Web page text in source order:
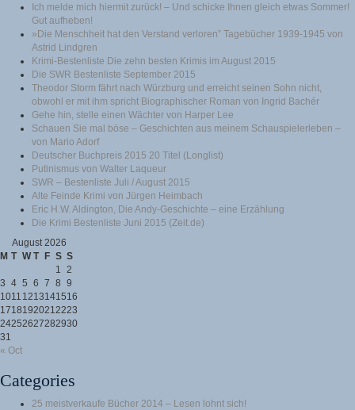
Ich melde mich hiermit zurück! – Und schicke Ihnen gleich etwas Sommer!
Gut aufheben!
»Die Menschheit hat den Verstand verloren” Tagebücher 1939-1945 von
Astrid Lindgren
Krimi-Bestenliste Die zehn besten Krimis im August 2015
Die SWR Bestenliste September 2015
Theodor Storm fährt nach Würzburg und erreicht seinen Sohn nicht,
obwohl er mit ihm spricht Biographischer Roman von Ingrid Bachér
Gehe hin, stelle einen Wächter von Harper Lee
Schauen Sie mal böse – Geschichten aus meinem Schauspielerleben –
von Mario Adorf
Deutscher Buchpreis 2015 20 Titel (Longlist)
Putinismus von Walter Laqueur
SWR – Bestenliste Juli / August 2015
Alte Feinde Krimi von Jürgen Heimbach
Eric H.W. Aldington, Die Andy-Geschichte – eine Erzählung
Die Krimi Bestenliste Juni 2015 (Zeit.de)
August 2026
M T W T F S S
« Oct
1 2
3 4 5 6 7 8 9
1011 1213141516
17181920212223
24252627282930
31
Categories
25 meistverkaufe Bücher 2014 – Lesen lohnt sich!